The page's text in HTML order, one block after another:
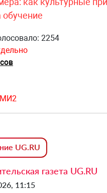
2254
UG.RU
газета UG.RU
11:15